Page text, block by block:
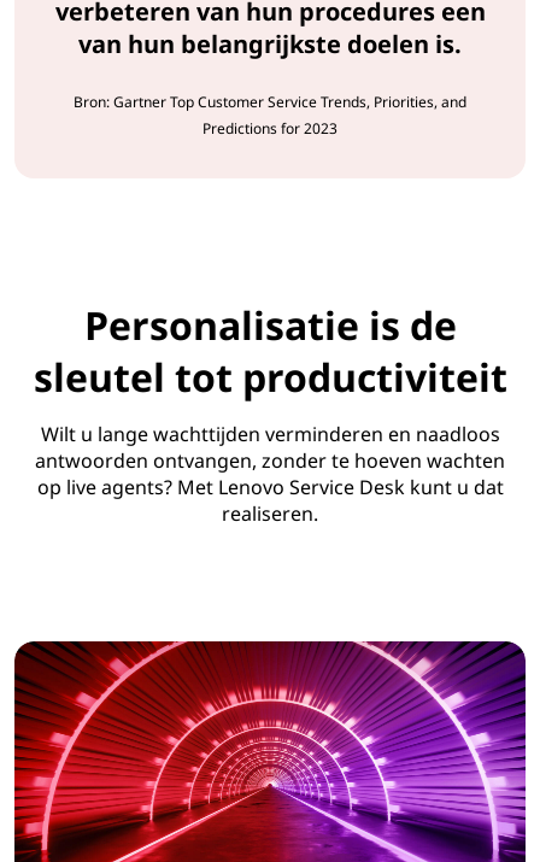
verbeteren van hun procedures een
van hun belangrijkste doelen is.
Bron: Gartner Top Customer Service Trends, Priorities, and
Predictions for 2023
Personalisatie is de
sleutel tot productiviteit
Wilt u lange wachttijden verminderen en naadloos
antwoorden ontvangen, zonder te hoeven wachten
op live agents? Met Lenovo Service Desk kunt u dat
realiseren.